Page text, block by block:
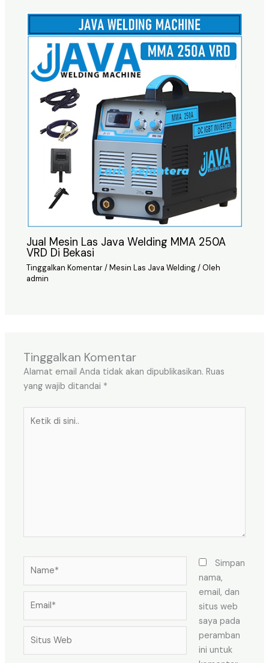
Jual Mesin Las Java Welding MMA 250A
VRD Di Bekasi
Tinggalkan Komentar/Mesin Las Java Welding/ Oleh
admin
Tinggalkan Komentar
Alamat email Anda tidak akan dipublikasikan. Ruas
yang wajib ditandai *
Web
Simpan
nama,
email, dan
situs web
saya pada
peramban
ini untuk